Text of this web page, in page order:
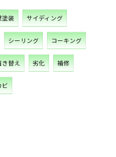
塗装 サイディング
シーリング コーキング
き替え 劣化 補修
ビ